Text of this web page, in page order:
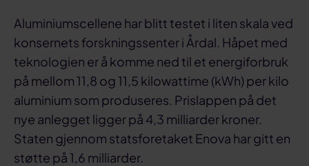
Aluminiumscellene har blitt testet i liten skala ved
konsernets forskningssenter i Årdal. Håpet med
teknologien er å komme ned til et energiforbruk
på mellom 11,8 og 11,5 kilowattime (kWh) per kilo
aluminium som produseres. Prislappen på det
nye anlegget ligger på 4,3 milliarder kroner.
Staten gjennom statsforetaket Enova har gitt en
støtte på 1,6 milliarder.